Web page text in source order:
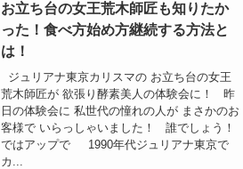
お立ち台の女王荒木師匠も知りたか
った！食べ方始め方継続する方法と
は！
ジュリアナ東京カリスマの お立ち台の女王
荒木師匠が 欲張り酵素美人の体験会に！ 昨
日の体験会に 私世代の憧れの人が まさかのお
客様で いらっしゃいました！ 誰でしょう！
ではアップで 1990年代ジュリアナ東京で
カ...